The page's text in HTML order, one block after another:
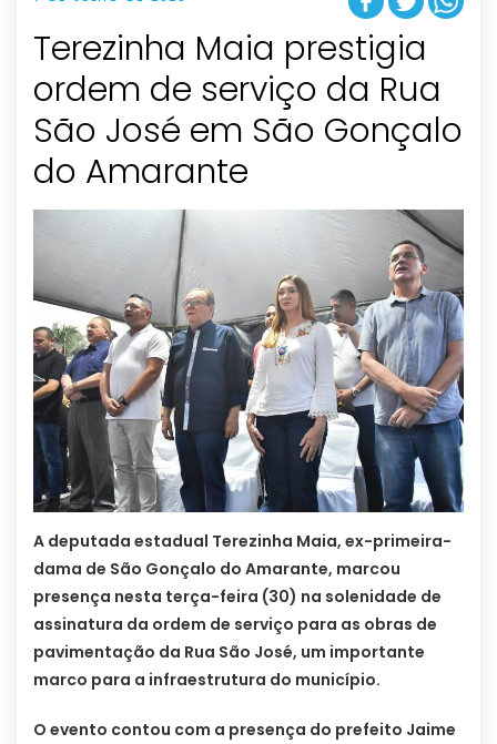
Terezinha Maia prestigia
ordem de serviço da Rua
São José em São Gonçalo
do Amarante
A deputada estadual Terezinha Maia, ex-primeira-
dama de São Gonçalo do Amarante, marcou
presença nesta terça-feira (30) na solenidade de
assinatura da ordem de serviço para as obras de
pavimentação da Rua São José, um importante
marco para a infraestrutura do município.
O evento contou com a presença do prefeito Jaime